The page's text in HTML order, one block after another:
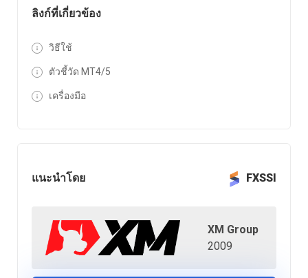
ลิงก์ที่เกี่ยวข้อง
วิธีใช้
ตัวชี้วัด MT4/5
เครื่องมือ
แนะนำโดย FXSSI
XM Group
2009